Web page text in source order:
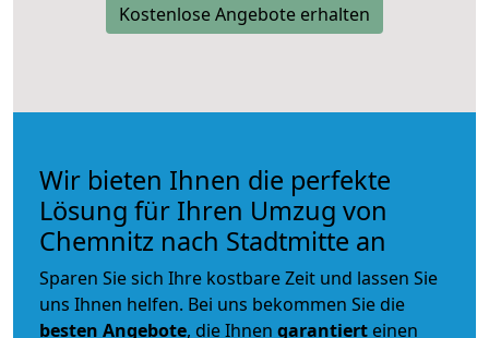
Kostenlose Angebote erhalten
Wir bieten Ihnen die perfekte
Lösung für Ihren Umzug von
Chemnitz nach Stadtmitte an
Sparen Sie sich Ihre kostbare Zeit und lassen Sie
uns Ihnen helfen. Bei uns bekommen Sie die
besten Angebote, die Ihnen garantiert einen